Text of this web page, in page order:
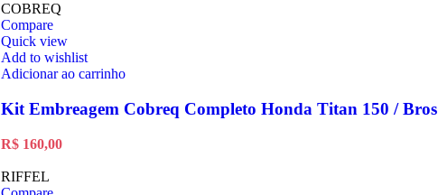
COBREQ
Compare
Quick view
Add to wishlist
Adicionar ao carrinho
Kit Embreagem Cobreq Completo Honda Titan 150 / Bros
R$160,00
RIFFEL